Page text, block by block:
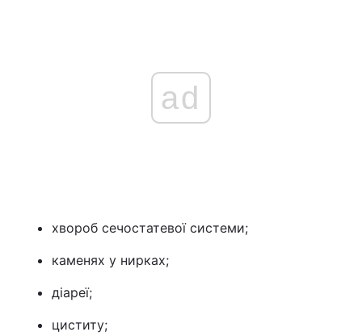
ad
хвороб сечостатевої системи;
каменях у нирках;
діареї;
циститу;